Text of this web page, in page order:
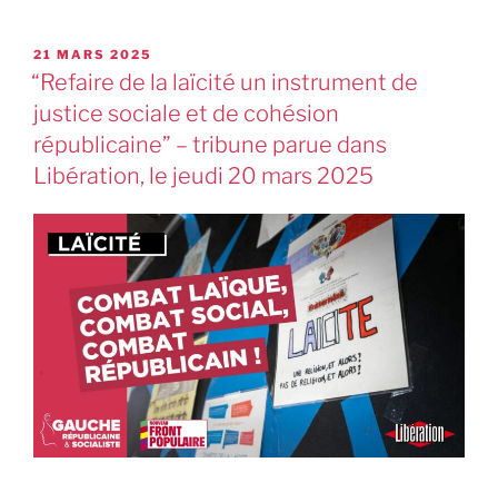
21 MARS 2025
“Refaire de la laïcité un instrument de
justice sociale et de cohésion
républicaine” – tribune parue dans
Libération, le jeudi 20 mars 2025